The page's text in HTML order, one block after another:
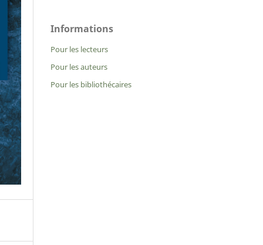
Informations
Pour les lecteurs
Pour les auteurs
Pour les bibliothécaires